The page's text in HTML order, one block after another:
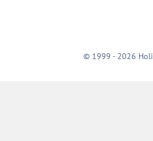
© 1999 - 2026